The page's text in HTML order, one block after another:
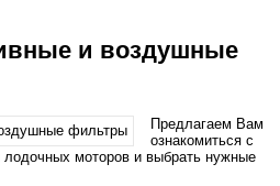
и воздушные
Предлагаем Вам
ознакомиться с
моторов и выбрать нужные